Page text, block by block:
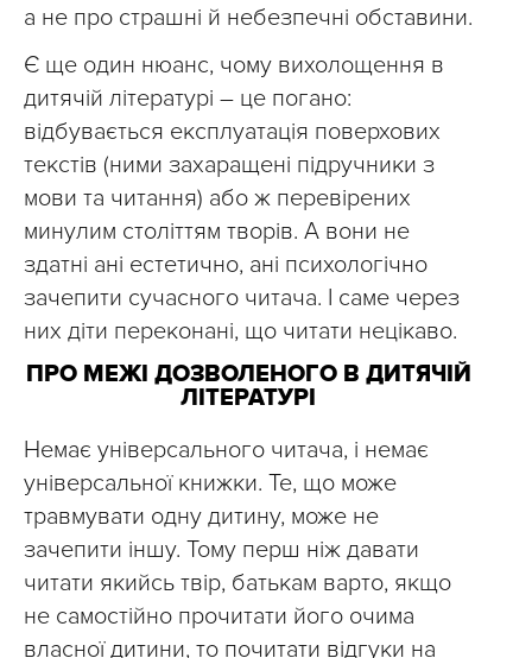
а не про страшні й небезпечні обставини.
Є ще один нюанс, чому вихолощення в
дитячій літературі – це погано:
відбувається експлуатація поверхових
текстів (ними захаращені підручники з
мови та читання) або ж перевірених
минулим століттям творів. А вони не
здатні ані естетично, ані психологічно
зачепити сучасного читача. І саме через
них діти переконані, що читати нецікаво.
ПРО МЕЖІ ДОЗВОЛЕНОГО В ДИТЯЧІЙ
ЛІТЕРАТУРІ
Немає універсального читача, і немає
універсальної книжки. Те, що може
травмувати одну дитину, може не
зачепити іншу. Тому перш ніж давати
читати якийсь твір, батькам варто, якщо
не самостійно прочитати його очима
власної дитини, то почитати відгуки на